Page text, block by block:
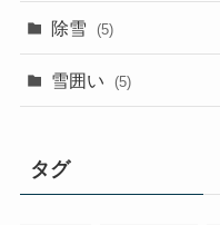
除雪 (5)
雪囲い (5)
タグ